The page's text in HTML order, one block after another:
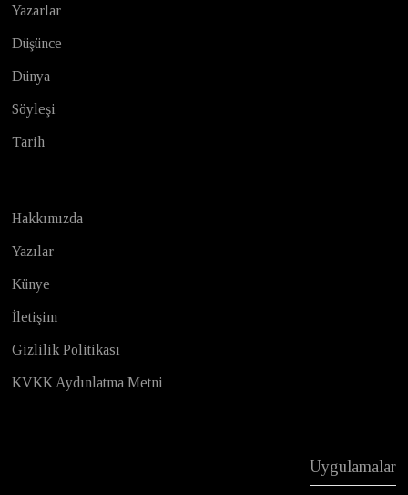
Yazarlar
Düşünce
Dünya
Söyleşi
Tarih
Hakkımızda
Yazılar
Künye
İletişim
Gizlilik Politikası
KVKK Aydınlatma Metni
Uygulamalar